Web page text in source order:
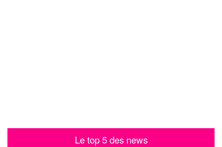
Le top 5 des news